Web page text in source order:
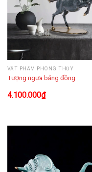
VẬT PHẨM PHONG THỦY
Tượng ngựa bằng đồng
4.100.000₫